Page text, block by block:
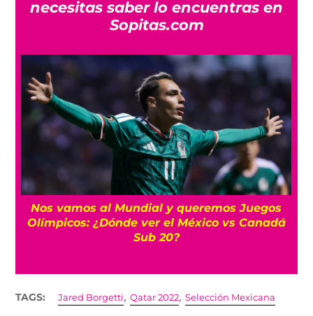
necesitas saber lo encuentras en
Sopitas.com
Nos vamos al Mundial y queremos Juegos
Olímpicos: ¿Dónde ver el México vs Canadá
Sub 20?
TAGS: Jared Borgetti,Qatar 2022,Selección Mexicana